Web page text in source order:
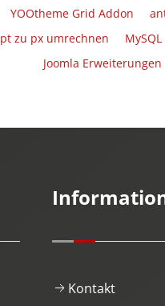
YOOtheme Grid Addon
pt zu px umrechnen
MySQL
Joomla Erweiterungen
Kontakt